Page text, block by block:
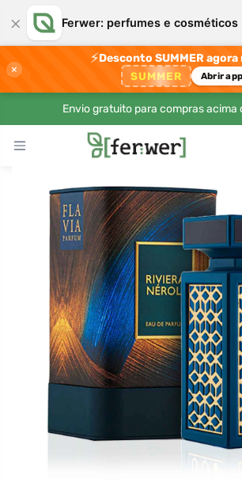
× Ferwer: perfumes e cosméticos
×
⚡Desconto SUMMER agora
SUMMER Abrir app
Envio gratuito para compras acima